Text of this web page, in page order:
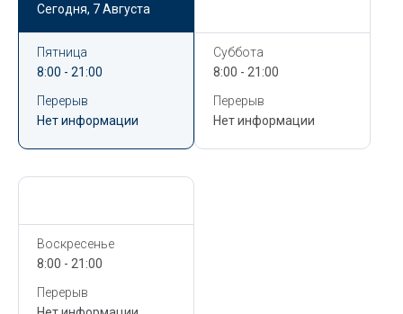
Сегодня, 7 Августа
Пятница
8:00 - 21:00
Перерыв
Нет информации
Суббота
8:00 - 21:00
Перерыв
Нет информации
Воскресенье
8:00 - 21:00
Перерыв